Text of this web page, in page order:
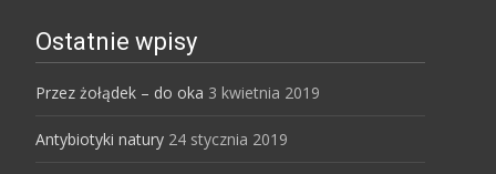
Ostatnie wpisy
Przez żołądek – do oka 3 kwietnia 2019
Antybiotyki natury 24 stycznia 2019